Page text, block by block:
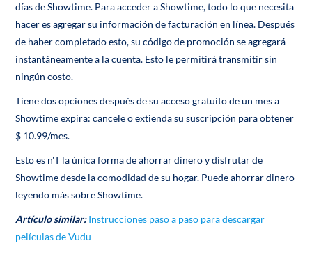
días de Showtime. Para acceder a Showtime, todo lo que necesita
hacer es agregar su información de facturación en línea. Después
de haber completado esto, su código de promoción se agregará
instantáneamente a la cuenta. Esto le permitirá transmitir sin
ningún costo.
Tiene dos opciones después de su acceso gratuito de un mes a
Showtime expira: cancele o extienda su suscripción para obtener
$ 10.99/mes.
Esto es n'T la única forma de ahorrar dinero y disfrutar de
Showtime desde la comodidad de su hogar. Puede ahorrar dinero
leyendo más sobre Showtime.
Artículo similar:Instrucciones paso a paso para descargar
películas de Vudu